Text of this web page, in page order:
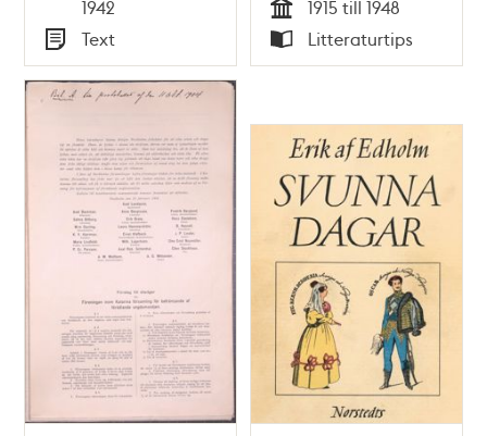
1942
Typ
Text Tid
1915 till 1948
Typ
Litteraturtips